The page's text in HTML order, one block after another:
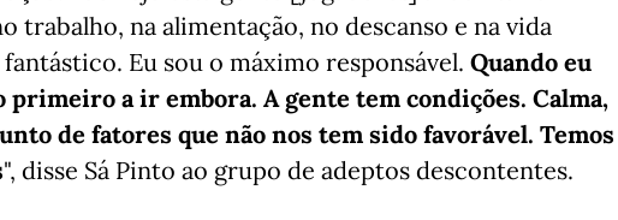
trabalho, na alimentação, no descanso e na vida
Eu sou o máximo responsável. Quando eu
primeiro a ir embora. A gente tem condições. Calma,
de fatores que não nos tem sido favorável. Temos
", disse Sá Pinto ao grupo de adeptos descontentes.